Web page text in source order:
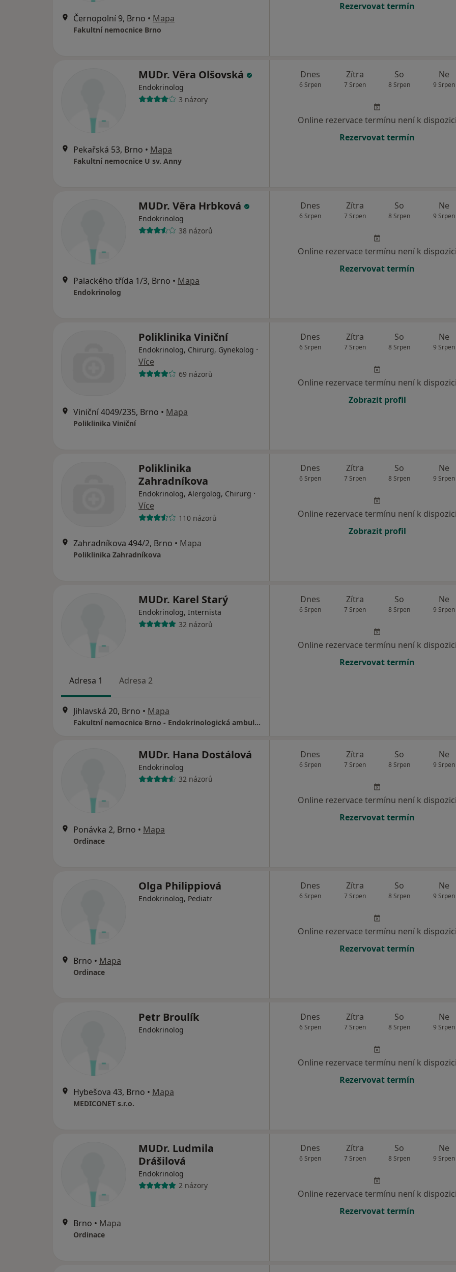
Černopolní 9, Brno • Mapa
Fakultní nemocnice Brno
Rezervovat termín
MUDr. Věra Olšovská
Endokrinolog
3 názory
Pekařská 53, Brno • Mapa
Fakultní nemocnice U sv. Anny
Dnes
6 Srpen
Zítra
7 Srpen
So
8 Srpen
Ne
9 Srpen
Online rezervace termínu není k dispozici
Rezervovat termín
MUDr. Věra Hrbková
Endokrinolog
38 názorů
Palackého třída 1/3, Brno • Mapa
Endokrinolog
Dnes
6 Srpen
Zítra
7 Srpen
So
8 Srpen
Ne
9 Srpen
Online rezervace termínu není k dispozici
Rezervovat termín
Poliklinika Viniční
Endokrinolog, Chirurg, Gynekolog ·
Více
69 názorů
Viniční 4049/235, Brno • Mapa
Poliklinika Viniční
Dnes
6 Srpen
Zítra
7 Srpen
So
8 Srpen
Ne
9 Srpen
Online rezervace termínu není k dispozici
Zobrazit profil
Poliklinika
Zahradníkova
Endokrinolog, Alergolog, Chirurg ·
Více
110 názorů
Zahradníkova 494/2, Brno • Mapa
Poliklinika Zahradníkova
Dnes
6 Srpen
Zítra
7 Srpen
So
8 Srpen
Ne
9 Srpen
Online rezervace termínu není k dispozici
Zobrazit profil
MUDr. Karel Starý
Endokrinolog, Internista
32 názorů
Adresa 1 Adresa 2
Jihlavská 20, Brno • Mapa
Fakultní nemocnice Brno - Endokrinologická ambulance
Dnes
6 Srpen
Zítra
7 Srpen
So
8 Srpen
Ne
9 Srpen
Online rezervace termínu není k dispozici
Rezervovat termín
MUDr. Hana Dostálová
Endokrinolog
32 názorů
Ponávka 2, Brno • Mapa
Ordinace
Dnes
6 Srpen
Zítra
7 Srpen
So
8 Srpen
Ne
9 Srpen
Online rezervace termínu není k dispozici
Rezervovat termín
Olga Philippiová
Endokrinolog, Pediatr
Brno • Mapa
Ordinace
Dnes
6 Srpen
Zítra
7 Srpen
So
8 Srpen
Ne
9 Srpen
Online rezervace termínu není k dispozici
Rezervovat termín
Petr Broulík
Endokrinolog
Hybešova 43, Brno • Mapa
MEDICONET s.r.o.
Dnes
6 Srpen
Zítra
7 Srpen
So
8 Srpen
Ne
9 Srpen
Online rezervace termínu není k dispozici
Rezervovat termín
MUDr. Ludmila
Drášilová
Endokrinolog
2 názory
Brno • Mapa
Ordinace
Dnes
6 Srpen
Zítra
7 Srpen
So
8 Srpen
Ne
9 Srpen
Online rezervace termínu není k dispozici
Rezervovat termín